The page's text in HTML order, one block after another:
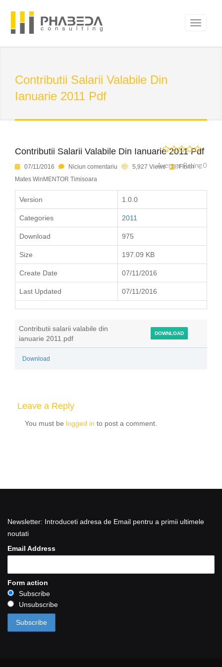
Contributii Salarii Valabile Din
Ianuarie 2011 Pdf
Contributii Salarii Valabile Din Ianuarie 2011 Pdf
Average Rating 0
07/11/2016 Niciun comentariu 5,927 Views
Florin
Mates WinMENTOR Timisoara
Version 1.0.0
Categories 2011
Download 975
Size 197.09 KB
Create Date 07/11/2016
Last Updated 07/11/2016
Contributii salarii valabile din
ianuarie 2011.pdf
DOWNLOAD
Download
Leave a Reply
You must be logged in to post a comment.
Newsletter: Introduceti adresa de Email pentru a primii ultimele
noutati
Email Address
Form action
Subscribe
Unsubscribe